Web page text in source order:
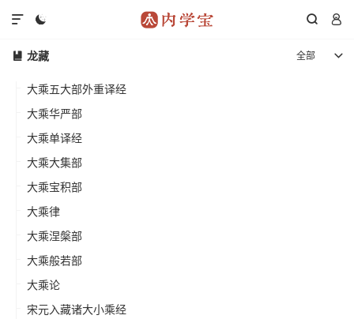
  

全部 
 龙藏
大乘五大部外重译经
大乘华严部
大乘单译经
大乘大集部
大乘宝积部
大乘律
大乘涅槃部
大乘般若部
大乘论
宋元入藏诸大小乘经